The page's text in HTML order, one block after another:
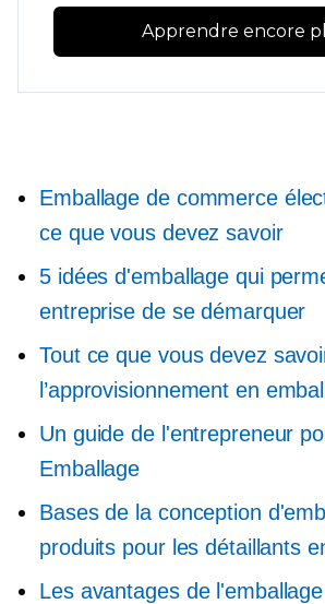
Apprendre encore
Emballage de commerce
ce que vous devez savoir
5 idées d'emballage qui
entreprise de se démarquer
Tout ce que vous devez
l’approvisionnement en
Un guide de l'entrepreneur
Emballage
Bases de la conception
produits pour les détaillants
Les avantages de